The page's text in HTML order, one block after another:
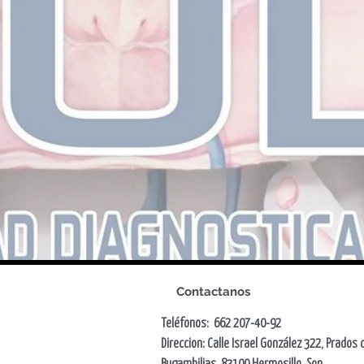
Contactanos
Teléfonos: 662 207-40-92
Direccion: Calle Israel González 322, Prados